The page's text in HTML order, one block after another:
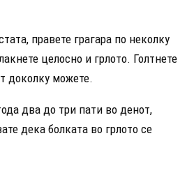
правете грагара по неколку
целосно и грлото. Голтнете
доколку можете.
два до три пати во денот,
дека болката во грлото се